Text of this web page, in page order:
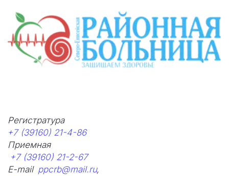
Регистратура
+7 (39160) 21-4-86
Приемная
+7 (39160) 21-2-67
E-mail ppcrb@mail.ru,